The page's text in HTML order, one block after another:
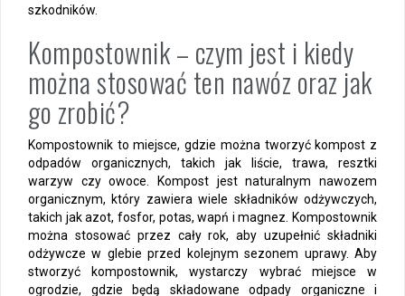
szkodników.
Kompostownik – czym jest i kiedy
można stosować ten nawóz oraz jak
go zrobić?
Kompostownik to miejsce, gdzie można tworzyć kompost z
odpadów organicznych, takich jak liście, trawa, resztki
warzyw czy owoce. Kompost jest naturalnym nawozem
organicznym, który zawiera wiele składników odżywczych,
takich jak azot, fosfor, potas, wapń i magnez. Kompostownik
można stosować przez cały rok, aby uzupełnić składniki
odżywcze w glebie przed kolejnym sezonem uprawy. Aby
stworzyć kompostownik, wystarczy wybrać miejsce w
ogrodzie, gdzie będą składowane odpady organiczne i